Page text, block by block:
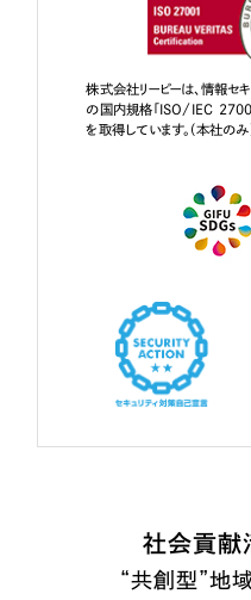
株式会社リーピーは、情報セキ
の国内規格「ISO/IEC
を取得しています。（本社のみ
社会貢献
“共創型”地